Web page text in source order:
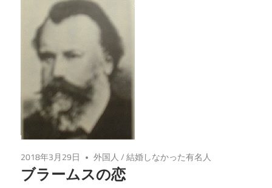
2018年3月29日 外国人 /結婚しなかった有名人
ブラームスの恋